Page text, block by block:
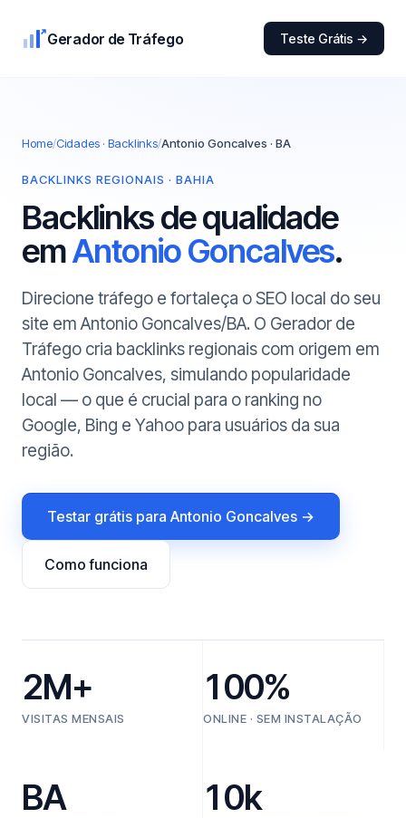
Gerador de Tráfego Teste Grátis →
Home/Cidades · Backlinks/Antonio Goncalves · BA
BACKLINKS REGIONAIS · BAHIA
Backlinks de qualidade
emAntonio Goncalves.
Direcione tráfego e fortaleça o SEO local do seu
site em Antonio Goncalves/BA. O Gerador de
Tráfego cria backlinks regionais com origem em
Antonio Goncalves, simulando popularidade
local — o que é crucial para o ranking no
Google, Bing e Yahoo para usuários da sua
região.
Testar grátis para Antonio Goncalves →
Como funciona
2M+
VISITAS MENSAIS
100%
ONLINE · SEM INSTALAÇÃO
BA 10k